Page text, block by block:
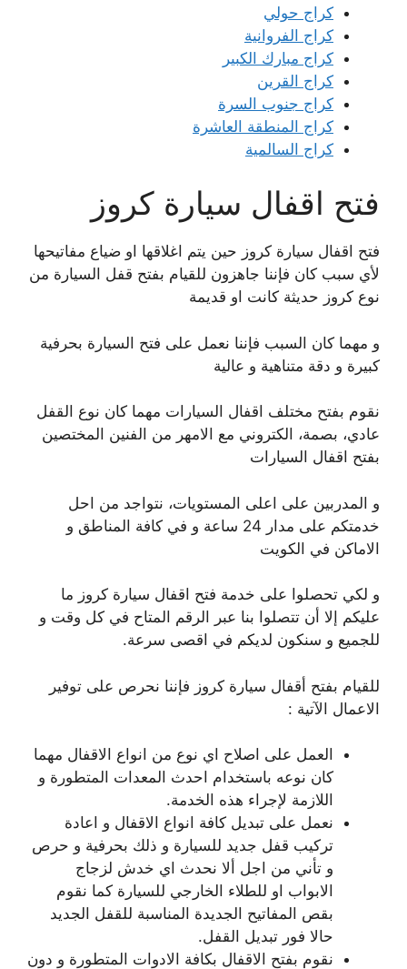
كراج حولي
كراج الفروانية
كراج مبارك الكبير
كراج القرين
كراج جنوب السرة
كراج المنطقة العاشرة
كراج السالمية
فتح اقفال سيارة كروز
فتح اقفال سيارة كروز حين يتم اغلاقها او ضياع مفاتيحها
لأي سبب كان فإننا جاهزون للقيام بفتح قفل السيارة من
نوع كروز حديثة كانت او قديمة
و مهما كان السبب فإننا نعمل على فتح السيارة بحرفية
كبيرة و دقة متناهية و عالية
نقوم بفتح مختلف اقفال السيارات مهما كان نوع القفل
عادي، بصمة، الكتروني مع الامهر من الفنين المختصين
بفتح اقفال السيارات
و المدربين على اعلى المستويات، نتواجد من احل
خدمتكم على مدار 24 ساعة و في كافة المناطق و
الاماكن في الكويت
و لكي تحصلوا على خدمة فتح اقفال سيارة كروز ما
عليكم إلا أن تتصلوا بنا عبر الرقم المتاح في كل وقت و
للجميع و سنكون لديكم في اقصى سرعة.
للقيام بفتح أقفال سيارة كروز فإننا نحرص على توفير
الاعمال الآتية :
العمل على اصلاح اي نوع من انواع الاقفال مهما
كان نوعه باستخدام احدث المعدات المتطورة و
اللازمة لإجراء هذه الخدمة.
نعمل على تبديل كافة انواع الاقفال و اعادة
تركيب قفل جديد للسيارة و ذلك بحرفية و حرص
و تأني من اجل ألا نحدث اي خدش لزجاج
الابواب او للطلاء الخارجي للسيارة كما نقوم
بقص المفاتيح الجديدة المناسبة للقفل الجديد
حالا فور تبديل القفل.
نقوم بفتح الاقفال بكافة الادوات المتطورة و دون